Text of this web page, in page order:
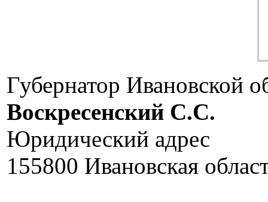
Губернатор Ивановской
Воскресенский C.C.
Юридический адрес
155800 Ивановская